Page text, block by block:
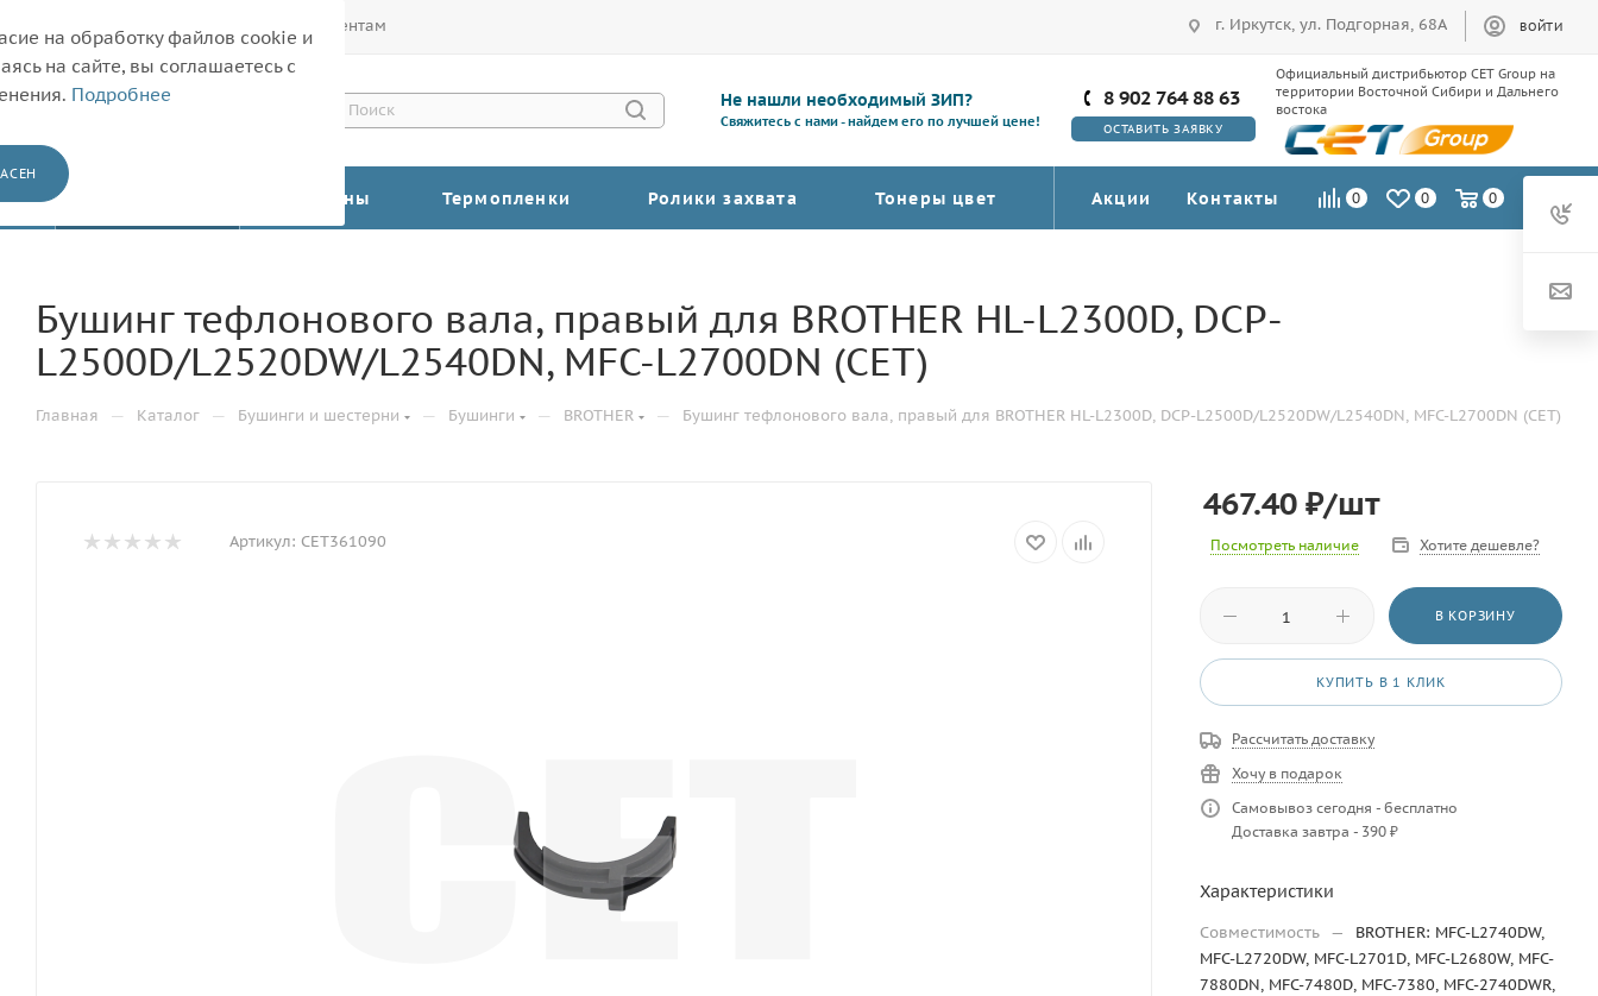
Корпоративным клиентам г. Иркутск, ул. Подгорная, 68А ВОЙТИ
Не нашли необходимый ЗИП?
Свяжитесь с нами - найдем его по лучшей цене!
8 902 764 88 63
ОСТАВИТЬ ЗАЯВКУ
Официальный дистрибьютор CET Group на
территории Восточной Сибири и Дальнего
востока
Барабаны Термопленки Ролики захвата Тонеры цвет Акции Контакты 0 0 0
Бушинг тефлонового вала, правый для BROTHER HL-L2300D, DCP-
L2500D/L2520DW/L2540DN, MFC-L2700DN (CET)
Главная — Каталог — Бушинги и шестерни — Бушинги — BROTHER — Бушинг тефлонового вала, правый для BROTHER HL-L2300D, DCP-L2500D/L2520DW/L2540DN, MFC-L2700DN (CET)
Артикул: CET361090
467.40 ₽/шт
Посмотреть наличие Хотите дешевле?
В КОРЗИНУ
КУПИТЬ В 1 КЛИК
Рассчитать доставку
Хочу в подарок
Самовывоз сегодня - бесплатно
Доставка завтра - 390 ₽
Характеристики
Совместимость —
BROTHER: MFC-L2740DW,
MFC-L2720DW, MFC-L2701D, MFC-L2680W, MFC-
7880DN, MFC-7480D, MFC-7380, MFC-2740DWR,
на обработку файлов cookie и
на сайте, вы соглашаетесь с
Подробнее